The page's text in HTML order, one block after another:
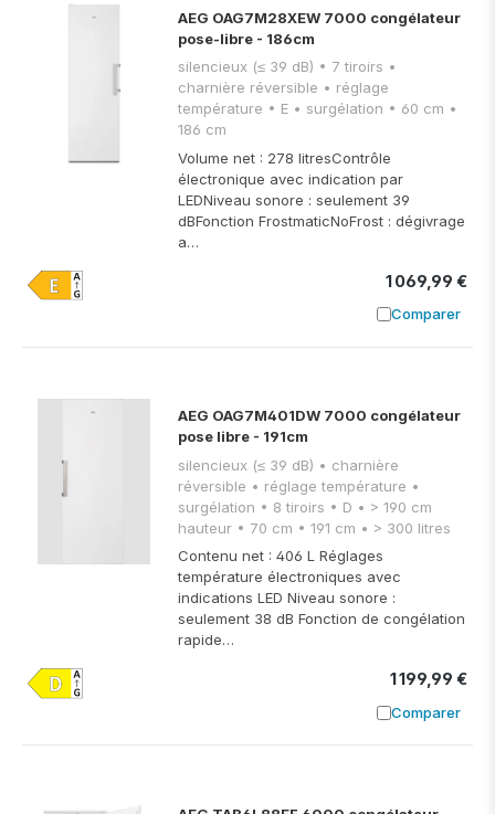
AEG OAG7M28XEW 7000 congélateur
pose-libre - 186cm
silencieux (≤ 39 dB) • 7 tiroirs •
charnière réversible • réglage
température • E • surgélation • 60 cm •
186 cm
Volume net : 278 litresContrôle
électronique avec indication par
LEDNiveau sonore : seulement 39
dBFonction FrostmaticNoFrost : dégivrage
a…
1 069,99 €
Comparer
Ajouter à
AEG OAG7M401DW 7000 congélateur
pose libre - 191cm
silencieux (≤ 39 dB) • charnière
réversible • réglage température •
surgélation • 8 tiroirs • D • > 190 cm
hauteur • 70 cm • 191 cm • > 300 litres
Contenu net : 406 L Réglages
température électroniques avec
indications LED Niveau sonore :
seulement 38 dB Fonction de congélation
rapide…
1 199,99 €
Comparer
Ajouter à